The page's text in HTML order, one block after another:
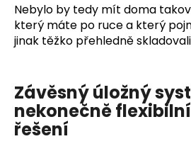
Nebylo by tedy mít doma
který máte po ruce a který
jinak těžko přehledně
Závěsný úložný
nekonečně
řešení